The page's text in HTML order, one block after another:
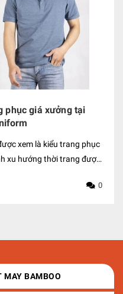
phục giá xưởng tại
và năng động. Chất liệu vải bền màu, giữ form tốt sau nhiều lần giặt, phù hợp cho các hoạt động sáng tạo và tràn đầy năng lượng. Màu xanh lá cây: Chất liệu thoáng mát, thấm hút mồ hôi tốt, phù hợp cho công việc ngoài trời hoặc các ngành nghề liên quan đến môi trường, cây xanh. Thiết kế kẻ sọc: Phù hợp với ngành dịch vụ hoặc bán lẻ, giúp nhân viên trông năng động và chuyên nghiệp hơn. Màu áo thun cổ tàu đồng phục được ưa chuộng nhất Các loại vải may áo thun cổ tàu đồng phục Để tạo nên chiếc áo thun cổ lãnh tụ chất lượng, lựa chọn chất liệu vải phù hợp là vô cùng quan trọng. Mỗi loại vải đều có những ưu điểm riêng về độ bền, khả năng thấm hút và sự thoải mái: Su cotton: Kết hợp sự mềm mại của cotton với độ bền của sợi tổng hợp. Su poly: Nổi bật với khả năng chống nhăn và giữ màu tốt. Vải cotton 100%: Mang lại cảm giác mềm mại, thấm hút mồ hôi cực tốt Cotton pha 35% hay 75%: Giúp áo có độ bền cao hơn, ít nhăn và giữ phom tốt. Cotton 4 chiều: Độ co giãn vượt trội, mang lại sự thoải mái tối đa khi vận động. Vải cá sấu (Lacoste): Bề mặt dệt đặc trưng tạo vẻ ngoài sang trọng và lịch sự. Cá sấu cotton: Kết hợp sự thoáng mát của cotton với độ bền của kiểu dệt. Cá sấu poly: Nổi bật với khả năng giữ màu, chống nhăn và độ bền cao. Vải mè: Bề mặt dệt tạo nên các lỗ nhỏ li ti, giúp áo có khả năng thoát ẩm và khô nhanh vượt trội. Vải thun lạnh: Nổi bật với cảm giác mát lạnh khi chạm vào, cùng khả năng co giãn tốt. Các loại vải may áo thun cổ tàu đồng phục Xưởng may áo thun cổ tàu đồng phục uy tín Bamboo Uniform Bamboo Uniform là một trong những xưởng may uy tín hàng đầu tại TP.HCM, chuyên sản xuất các loại đồng phục, trong đó có áo thun cổ tàu. Với nhiều năm kinh nghiệm và hệ thống nhà xưởng hiện đại, Bamboo Uniform cam kết mang đến sản phẩm ưu việt với giá cả phải chăng, phù hợp mọi yêu cầu từ khách hàng. Năng lực sản xuất mạnh mẽ: Sở hữu xưởng sản xuất hiện đại và đội ngũ công nhân lành nghề, Bamboo Uniform đảm bảo chất lượng sản phẩm cũng như thời gian hoàn thành đơn hàng. Quy trình sản xuất minh bạch: Từ khâu chọn nguyên liệu đến hoàn thiện sản phẩm, mọi quy trình đều được thực hiện rõ ràng, công khai. Chất liệu đa dạng, cao cấp: Xưởng sử dụng nhiều loại vải thun chất lượng, đảm bảo sự thoáng mát và thoải mái cho người mặc. Giá cả cạnh tranh: Bamboo Uniform cam kết cung cấp sản phẩm với giá thành hợp lý, giúp doanh nghiệp tối ưu chi phí. Tư vấn và thiết kế: Đội ngũ thiết kế giàu kinh nghiệm luôn sẵn sàng hỗ trợ khách hàng tạo ra những mẫu áo thun đẹp, độc quyền, phù hợp với từng ngành nghề và phong cách riêng. Xưởng may áo thun cổ tàu đồng phục uy tín Bamboo Uniform Xem thêm: Thiết kế đồng phục tài xế chất lượng, chuyên nghiệp, lịch sự Tips mặc áo thun cổ tàu đồng phục phong cách hơn Để làm nổi bật vẻ đẹp của áo thun cổ tàu cài nút, bạn cần có vài bí quyết phối đồ tinh tế. Những gợi ý dưới đây sẽ giúp bạn biến chiếc áo này thành điểm nhấn thời trang, tạo phong cách thanh lịch và cuốn hút. Chọn màu sắc cơ bản Các gam màu trung tính như đen, trắng, xám hay xanh đen không bao giờ lỗi mốt và dễ dàng phối hợp với nhiều trang phục khác nhau. Đây cũng là những màu sắc lý tưởng cho đồng phục, mang lại vẻ ngoài chuyên nghiệp và tự tin cho người mặc. Chú ý đến phần cổ áo Phần cổ áo thun cổ tàu hay cổ trụ là điểm nhấn quan trọng giúp bạn trông gọn gàng và tinh tế hơn. Điều chỉnh cổ áo đúng cách thể hiện sự chỉn chu, giúp bạn ghi điểm với người đối diện. Không nên mặc thêm áo lót Áo thun cổ tàu có thiết kế vừa vặn, ôm sát cơ thể. Việc mặc thêm áo lót bên trong sẽ khiến trang phục trở nên cồng kềnh, mất đi vẻ lịch sự vốn có. Lớp áo bên trong có thể làm cổ áo bị xô lệch, gây cảm giác luộm thuộm và kém sang. Cài nút áo một cách tinh tế Hàng nút trên áo thun cổ tàu không chỉ là chi tiết trang trí mà còn giúp bạn điều chỉnh độ rộng của cổ áo. Tuy nhiên, cách cài nút cần được thực hiện cẩn thận. Nếu không cài nút nào có thể khiến bạn trông lôi thôi, trong khi cài hết các nút lại tạo cảm giác cứng nhắc. Do đó, hãy cài một vài nút và để mở những nút còn lại để tạo nên vẻ ngoài cân đối, thoải mái, vừa lịch sự nhưng vẫn thể hiện được sự phóng khoáng. Tips mặc áo thun cổ tàu đồng phục phong cách hơn Áo thun cổ tàu đồng phục là sự kết hợp giữa nét cổ điển và hiện đại, mang lại vẻ ngoài thanh lịch, tinh tế. Thiết kế độc đáo này giúp người mặc luôn thoải mái, thể hiện sự tự tin trong mọi khoảnh khắc. Nếu bạn cần tư vấn thêm
0
MAY BAMBOO